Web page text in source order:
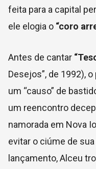
feita para a capital
ele elogia o “coro
Antes de cantar
Desejos”, de 1992),
um “causo” de
um reencontro
namorada em Nova
evitar o ciúme de
lançamento, Alceu